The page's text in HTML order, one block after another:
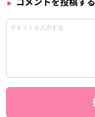
コメントを投稿する